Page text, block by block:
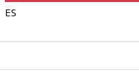
ES